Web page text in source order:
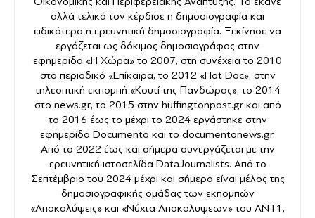
αλλά τελικά τον κέρδισε η δημοσιογραφία και
ειδικότερα η ερευνητική δημοσιογραφία. Ξεκίνησε να
εργάζεται ως δόκιμος δημοσιογράφος στην
εφημερίδα «Η Χώρα» το 2007, στη συνέχεια το 2010
στο περιοδικό «Επίκαιρα, το 2012 «Hot Doc», στην
τηλεοπτική εκπομπή «Κουτί της Πανδώρας», το 2014
στο news.gr, το 2015 στην huffingtonpost.gr και από
το 2016 έως το μέχρι το 2024 εργάστηκε στην
εφημερίδα Documento και το documentonews.gr.
Από το 2022 έως και σήμερα συνεργάζεται με την
ερευνητική ιστοσελίδα DataJournalists. Από το
Σεπτέμβριο του 2024 μέχρι και σήμερα είναι μέλος της
δημοσιογραφικής ομάδας των εκπομπών
«Αποκαλύψεις» και «Νύχτα Αποκαλυψεων» του ANT1,